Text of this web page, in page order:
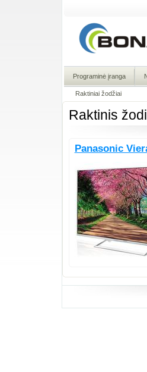
Programinė įranga
Raktiniai žodžiai
Raktinis
Panasonic